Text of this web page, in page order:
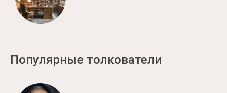
Популярные толкователи